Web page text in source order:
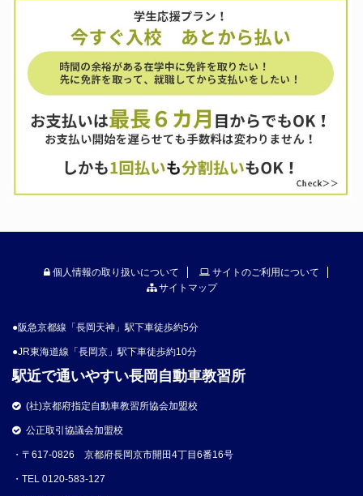
個人情報の取り扱いについて
サイトのご利用について
サイトマップ
●阪急京都線「長岡天神」駅下車徒歩約5分
●JR東海道線「長岡京」駅下車徒歩約10分
駅近で通いやすい長岡自動車教習所
(社)京都府指定自動車教習所協会加盟校
公正取引協議会加盟校
・〒617-0826 京都府長岡京市開田4丁目6番16号
・TEL 0120-583-127